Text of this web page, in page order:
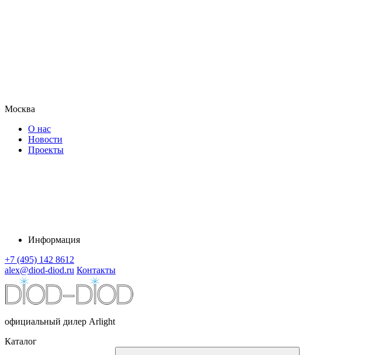
Москва
О нас
Новости
Проекты
Информация
+7 (495) 142 8612
alex@diod-diod.ru Контакты
официальный дилер Arlight
Каталог